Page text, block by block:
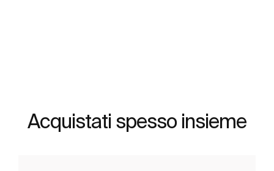
Acquistati spesso insieme